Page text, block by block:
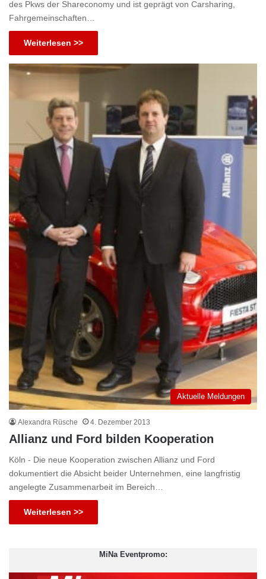
des Pkws der Shareconomy und ist geprägt von Carsharing,
Fahrgemeinschaften…
Weiterlesen >>
Aktuelle Meldungen
Alexandra Rüsche 4. Dezember 2013
Allianz und Ford bilden Kooperation
Köln - Die neue Kooperation zwischen Allianz und Ford
dokumentiert die Absicht beider Unternehmen, eine langfristig
angelegte Zusammenarbeit im Bereich…
Weiterlesen >>
MiNa Eventpromo: